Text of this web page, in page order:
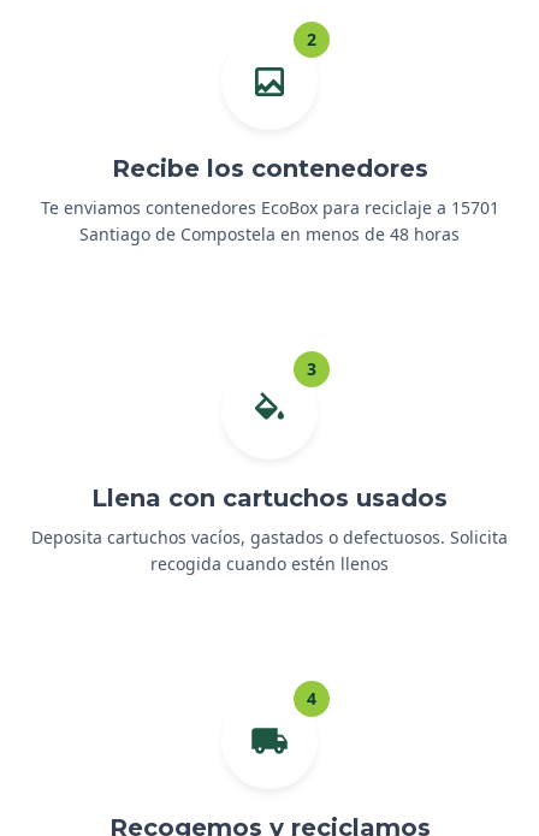
2
Recibe los contenedores
Te enviamos contenedores EcoBox para reciclaje a 15701
Santiago de Compostela en menos de 48 horas
3
Llena con cartuchos usados
Deposita cartuchos vacíos, gastados o defectuosos. Solicita
recogida cuando estén llenos
4
Recogemos y reciclamos